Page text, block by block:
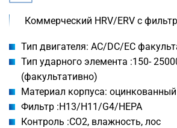
Коммерческий HRV/ERV с
Тип двигателя: AC/DC/EC
Тип ударного элемента :150-
(факультативно)
Материал корпуса:
Фильтр :H13/H11/G4/HEPA
Контроль :CO2, влажность, лос